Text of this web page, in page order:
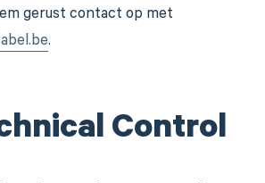
gerust contact op met
.
Control